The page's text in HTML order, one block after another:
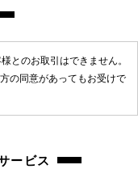
とのお取引はできません。
の同意があってもお受けで
ービス